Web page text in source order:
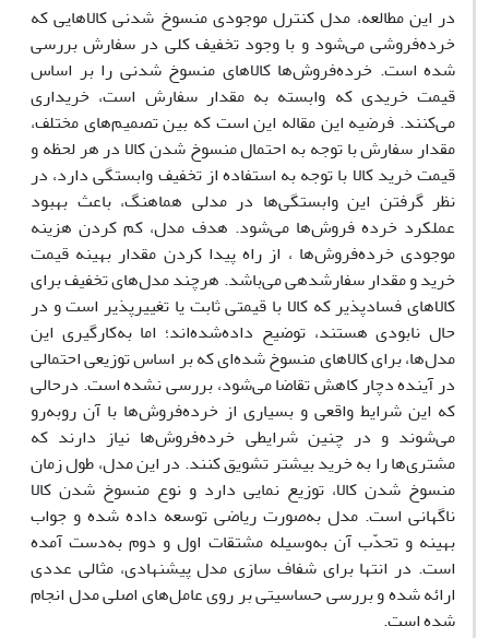
در این مطالعه‌، مدل کنترل موجودی منسوخ شدنی کالاهایی که
خرده‌فروشی می‌شود و با وجود تخفیف کلی در سفارش بررسی‌
شده است. خرده‌فروش‌ها کالاهای منسوخ شدنی را بر اساس
قیمت خریدی که وابسته به مقدار سفارش است، خریداری
می‌کنند. فرضیه این مقاله این است که بین تصمیم‌های مختلف،
مقدار سفارش با توجه به احتمال منسوخ شدن کالا در هر لحظه و
قیمت خرید کالا با توجه به استفاده از تخفیف وابستگی دارد، در
نظر گرفتن این وابستگی‌‌‌ها در مدلی هماهنگ، باعث بهبود
عملکرد خرده فروش‌ها می‌‌‌شود. هدف مدل، کم کردن هزینه
موجودی خرده‌فروش‌ها ، از راه پیدا کردن مقدار بهینه قیمت
خرید و مقدار سفارش­دهی می‌‌‌باشد. هرچند مدل‌‌‌های تخفیف برای
کالاهای فسادپذیر که کالا با قیمتی ثابت یا تغییرپذیر است و در
حال نابودی هستند، توضیح داده‌شده‌اند؛ اما به‌کار‌گیری این
مدل‌ها، برای کالاهای منسوخ شده‌ای که بر اساس توزیعی احتمالی
در آینده دچار کاهش تقاضا می‌‌‌شود، بررسی نشده است. درحالی‌
که این شرایط واقعی و بسیاری از خرده‌فروش‌ها با آن رو‌به‌رو
می‌شوند و در چنین شرایطی خرده‌فروش‌ها نیاز دارند که
مشتری‌ها را به خرید بیشتر تشویق کنند. در این مدل، طول زمان
منسوخ شدن کالا، توزیع نمایی دارد و نوع منسوخ شدن کالا
ناگهانی است. مدل به‌صورت ریاضی توسعه داده شده و جواب
بهینه و تحدّب آن به‌وسیله مشتقات اول و دوم به‌دست آمده
است. در انتها برای شفاف سازی مدل پیشنهادی، مثالی عددی
ارائه شده و بررسی حساسیتی بر روی عامل‌های اصلی مدل انجام
شده است.